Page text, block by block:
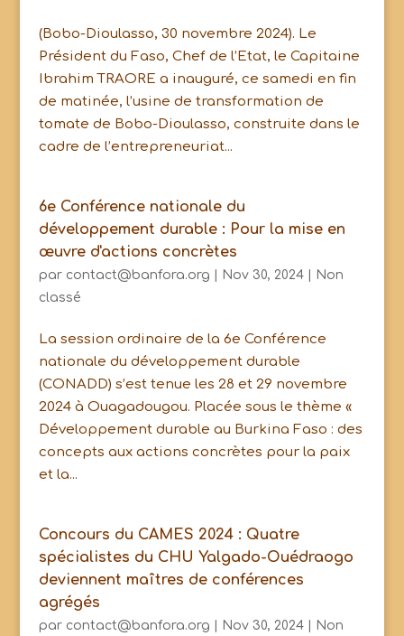
(Bobo-Dioulasso, 30 novembre 2024). Le
Président du Faso, Chef de l’Etat, le Capitaine
Ibrahim TRAORE a inauguré, ce samedi en fin
de matinée, l’usine de transformation de
tomate de Bobo-Dioulasso, construite dans le
cadre de l’entrepreneuriat...
6e Conférence nationale du
développement durable : Pour la mise en
œuvre d'actions concrètes
par contact@banfora.org Nov 30, 2024|
Non
classé
La session ordinaire de la 6e Conférence
nationale du développement durable
(CONADD) s’est tenue les 28 et 29 novembre
2024 à Ouagadougou. Placée sous le thème «
Développement durable au Burkina Faso : des
concepts aux actions concrètes pour la paix
et la...
Concours du CAMES 2024 : Quatre
spécialistes du CHU Yalgado-Ouédraogo
deviennent maîtres de conférences
agrégés
par contact@banfora.org Nov 30, 2024|
Non